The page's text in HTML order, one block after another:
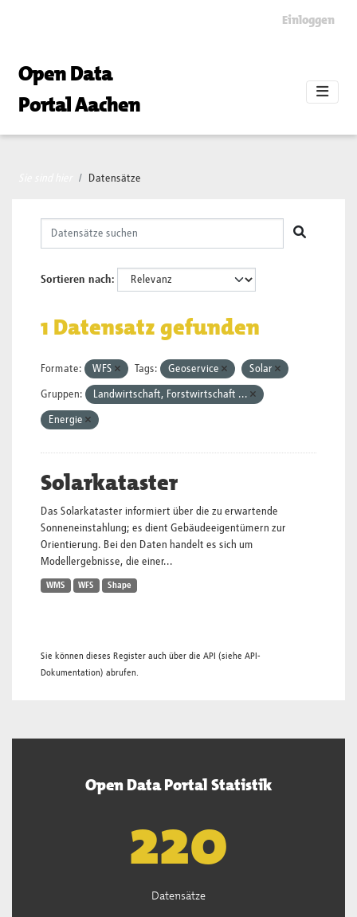
Einloggen
Open Data
Portal Aachen
Datensätze
Sortieren nach
1 Datensatz gefunden
Formate: WFS Tags: Geoservice Solar
Gruppen: Landwirtschaft, Forstwirtschaft ...
Energie
Solarkataster
Das Solarkataster informiert über die zu erwartende
Sonneneinstahlung; es dient Gebäudeeigentümern zur
Orientierung. Bei den Daten handelt es sich um
Modellergebnisse, die einer...
WMS WFS Shape
Sie können dieses Register auch über die API (siehe API-
Dokumentation) abrufen.
Open Data Portal Statistik
221
Datensätze